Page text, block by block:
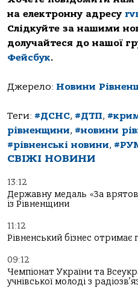
на електронну адресу
Слідкуйте за нашими
долучайтеся до нашої
Фейсбук.
Джерело: Новини
Теги: #ДСНС, #ДТП,
рівненщини, #новини
#рівненські новини,
СВІЖІ НОВИНИ
13:12
Державну медаль «За
із Рівненщини
11:12
Рівненський бізнес отримає
09:12
Чемпіонат України та
учнівської молоді з